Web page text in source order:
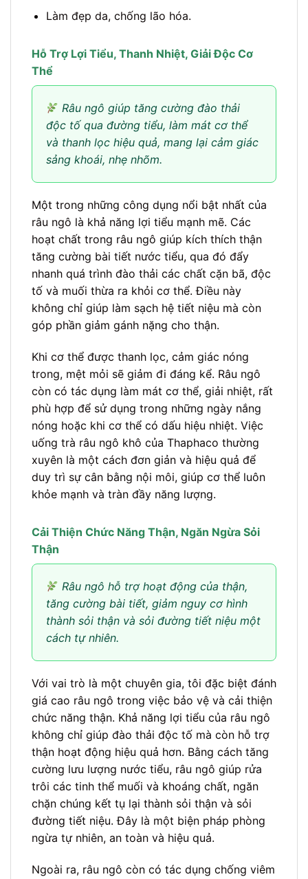
Làm đẹp da, chống lão hóa.
Hỗ Trợ Lợi Tiểu, Thanh Nhiệt, Giải Độc Cơ
Thể
Râu ngô giúp tăng cường đào thải
độc tố qua đường tiểu, làm mát cơ thể
và thanh lọc hiệu quả, mang lại cảm giác
sảng khoái, nhẹ nhõm.
Một trong những công dụng nổi bật nhất của
râu ngô là khả năng lợi tiểu mạnh mẽ. Các
hoạt chất trong râu ngô giúp kích thích thận
tăng cường bài tiết nước tiểu, qua đó đẩy
nhanh quá trình đào thải các chất cặn bã, độc
tố và muối thừa ra khỏi cơ thể. Điều này
không chỉ giúp làm sạch hệ tiết niệu mà còn
góp phần giảm gánh nặng cho thận.
Khi cơ thể được thanh lọc, cảm giác nóng
trong, mệt mỏi sẽ giảm đi đáng kể. Râu ngô
còn có tác dụng làm mát cơ thể, giải nhiệt, rất
phù hợp để sử dụng trong những ngày nắng
nóng hoặc khi cơ thể có dấu hiệu nhiệt. Việc
uống trà râu ngô khô của Thaphaco thường
xuyên là một cách đơn giản và hiệu quả để
duy trì sự cân bằng nội môi, giúp cơ thể luôn
khỏe mạnh và tràn đầy năng lượng.
Cải Thiện Chức Năng Thận, Ngăn Ngừa Sỏi
Thận
Râu ngô hỗ trợ hoạt động của thận,
tăng cường bài tiết, giảm nguy cơ hình
thành sỏi thận và sỏi đường tiết niệu một
cách tự nhiên.
Với vai trò là một chuyên gia, tôi đặc biệt đánh
giá cao râu ngô trong việc bảo vệ và cải thiện
chức năng thận. Khả năng lợi tiểu của râu ngô
không chỉ giúp đào thải độc tố mà còn hỗ trợ
thận hoạt động hiệu quả hơn. Bằng cách tăng
cường lưu lượng nước tiểu, râu ngô giúp rửa
trôi các tinh thể muối và khoáng chất, ngăn
chặn chúng kết tụ lại thành sỏi thận và sỏi
đường tiết niệu. Đây là một biện pháp phòng
ngừa tự nhiên, an toàn và hiệu quả.
Ngoài ra, râu ngô còn có tác dụng chống viêm